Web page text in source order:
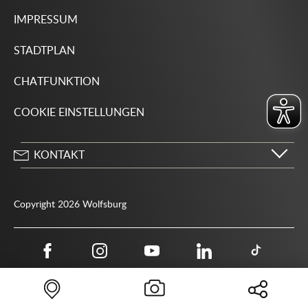
IMPRESSUM
STADTPLAN
CHATFUNKTION
COOKIE EINSTELLUNGEN
KONTAKT
Behördenrufnummer 115
Copyright 2026 Wolfsburg